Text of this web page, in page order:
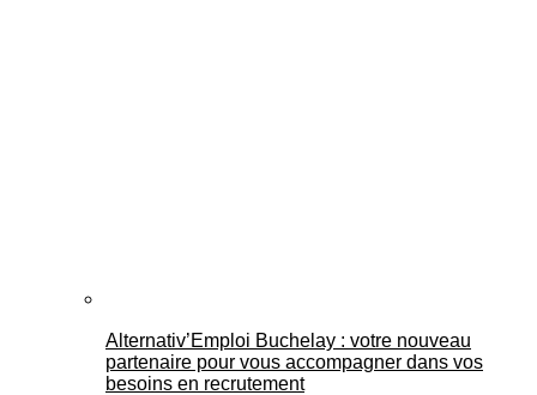
Alternativ’Emploi Buchelay : votre nouveau
partenaire pour vous accompagner dans vos
besoins en recrutement